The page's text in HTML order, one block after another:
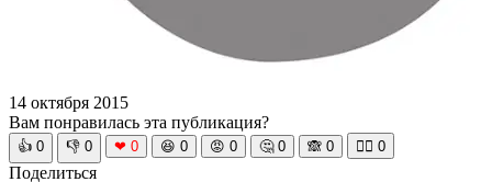
14 октября 2015
Вам понравилась эта публикация?
👍 0 👎 0 ❤ 0 😆 0 😡 0 🤔 0 🙈 0 🧘‍♀️ 0
Поделиться